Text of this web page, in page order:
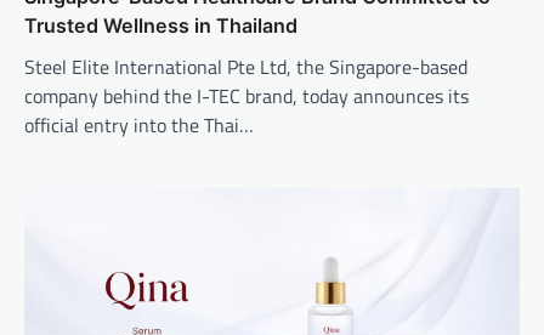
Trusted Wellness in Thailand
Steel Elite International Pte Ltd, the Singapore-based
company behind the I-TEC brand, today announces its
official entry into the Thai…